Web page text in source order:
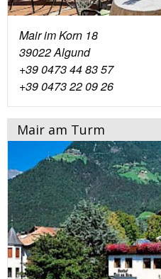
Mair im Korn 18
39022 Algund
+39 0473 44 83 57
+39 0473 22 09 26
Mair am Turm